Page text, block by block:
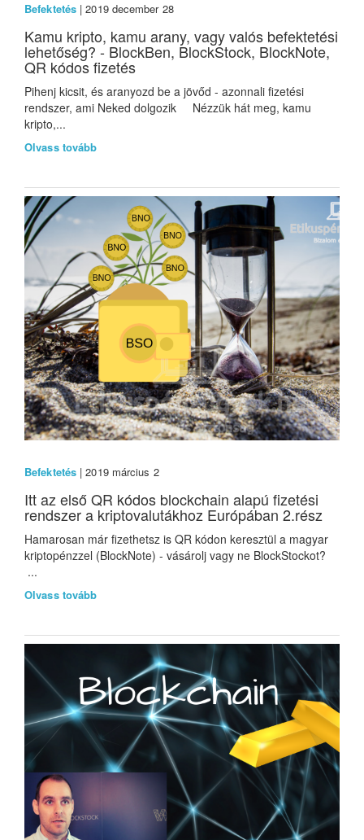
Befektetés | 2019 december 28
Kamu kripto, kamu arany, vagy valós befektetési
lehetőség? - BlockBen, BlockStock, BlockNote,
QR kódos fizetés
Pihenj kicsit, és aranyozd be a jövőd - azonnali fizetési
rendszer, ami Neked dolgozik Nézzük hát meg, kamu
kripto,...
Olvass tovább
Befektetés | 2019 március 2
Itt az első QR kódos blockchain alapú fizetési
rendszer a kriptovalutákhoz Európában 2.rész
Hamarosan már fizethetsz is QR kódon keresztül a magyar
kriptopénzzel (BlockNote) - vásárolj vagy ne BlockStockot?
...
Olvass tovább